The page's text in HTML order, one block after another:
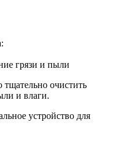
грязи и пыли
очистить
и влаги.
устройство для